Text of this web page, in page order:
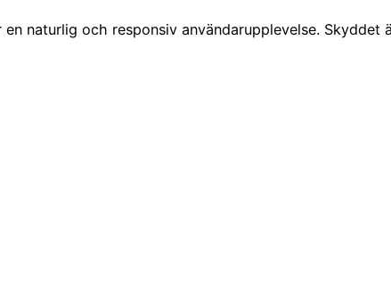
naturlig och responsiv användarupplevelse. Skyddet